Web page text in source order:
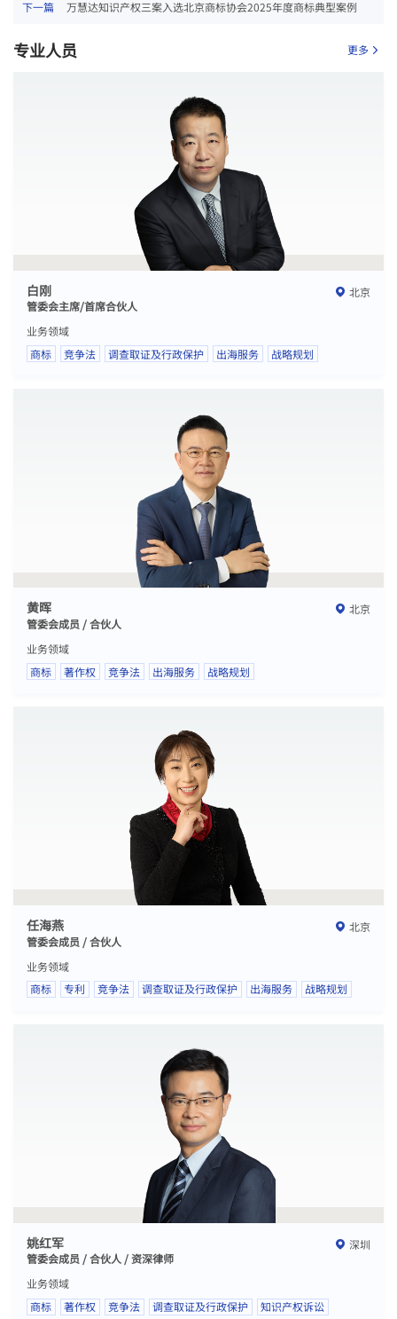
下一篇 万慧达知识产权三案入选北京商标协会2025年度商标典型案例
专业人员 更多
白刚
管委会主席/首席合伙人
北京
业务领域
商标
竞争法 调查取证及行政保护 出海服务 战略规划
黄晖
管委会成员 / 合伙人
北京
业务领域
商标
著作权 竞争法 出海服务 战略规划
任海燕
管委会成员 / 合伙人
北京
业务领域
商标
专利 竞争法 调查取证及行政保护 出海服务 战略规划
姚红军
管委会成员 / 合伙人 / 资深律师
深圳
业务领域
商标
著作权 竞争法 调查取证及行政保护
知识产权诉讼